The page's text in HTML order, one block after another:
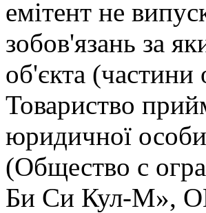
емiтент не
зобов'язань за
об'єкта
Товариство
юридичної
(Общество с
Би Си Кул-М»,